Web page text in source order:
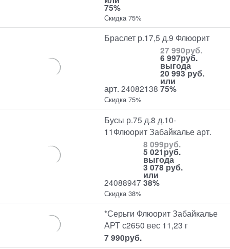
75%
Скидка 75%
Браслет р.17,5 д.9 Флюорит
арт. 24082138
27 990руб.
6 997руб.
выгода
20 993 руб.
или
75%
Скидка 75%
Бусы р.75 д.8 д.10-
11Флюорит Забайкалье арт.
24088947
8 099руб.
5 021руб.
выгода
3 078 руб.
или
38%
Скидка 38%
*Серьги Флюорит Забайкалье
АРТ с2650 вес 11,23 г
7 990руб.